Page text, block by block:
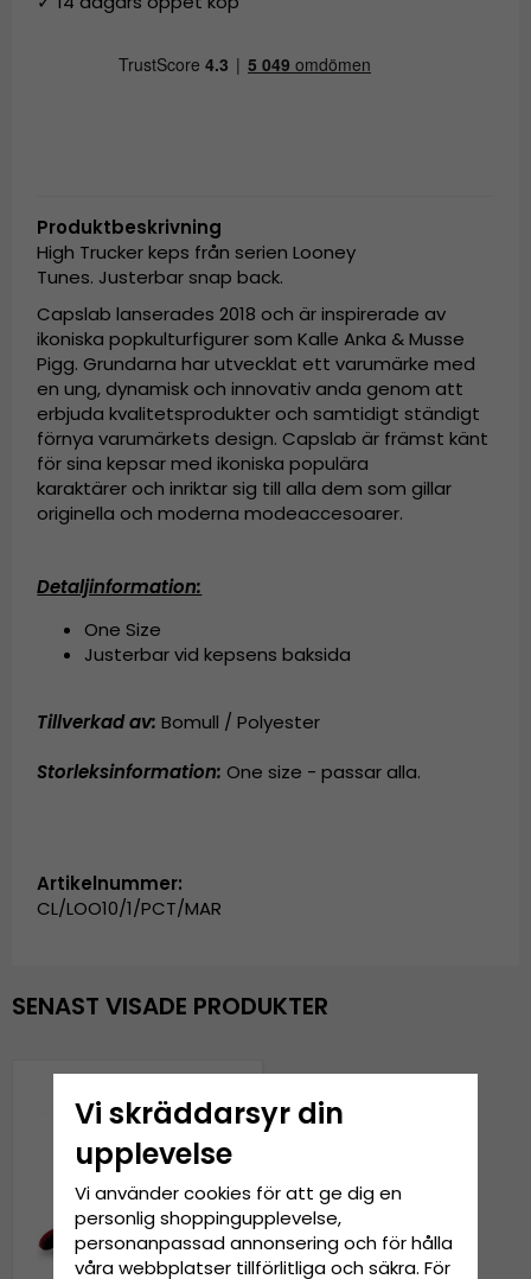
Produktbeskrivning
High Trucker keps från serien Looney
Tunes. Justerbar snap back.
Capslab lanserades 2018 och är inspirerade av
ikoniska popkulturfigurer som Kalle Anka & Musse
Pigg. Grundarna har utvecklat ett varumärke med
en ung, dynamisk och innovativ anda genom att
erbjuda kvalitetsprodukter och samtidigt ständigt
förnya varumärkets design. Capslab är främst känt
för sina kepsar med ikoniska populära
karaktärer och inriktar sig till alla dem som gillar
originella och moderna modeaccesoarer.
Detaljinformation:
One Size
Justerbar vid kepsens baksida
Tillverkad av: Bomull / Polyester
Storleksinformation: One size - passar alla.
Artikelnummer:
CL/LOO10/1/PCT/MAR
SENAST VISADE PRODUKTER
Vi skräddarsyr din
upplevelse
Vi använder cookies för att ge dig en
personlig shoppingupplevelse,
personanpassad annonsering och för hålla
våra webbplatser tillförlitliga och säkra. För